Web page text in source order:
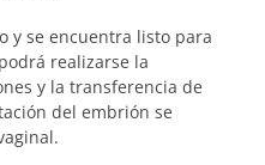
y se encuentra listo para
realizarse la
y la transferencia de
del embrión se